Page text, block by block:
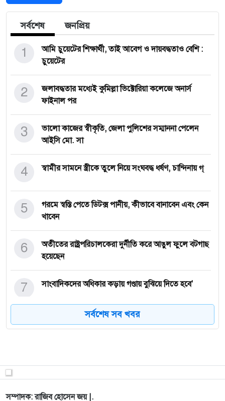
সর্বশেষ জনপ্রিয়
আমি চুয়েটের শিক্ষার্থী, তাই আবেগ ও দায়বদ্ধতাও বেশি :
চুয়েটের
1
জলাবদ্ধতার মধ্যেই কুমিল্লা ভিক্টোরিয়া কলেজে অনার্স
ফাইনাল পর
2
ভালো কাজের স্বীকৃতি, জেলা পুলিশের সম্মাননা পেলেন
আইসি মো. সা
3
স্বামীর সামনে স্ত্রীকে তুলে নিয়ে সংঘবদ্ধ ধর্ষণ, চান্দিনায় গ্
4
গরমে স্বস্তি পেতে ডিটক্স পানীয়, কীভাবে বানাবেন এবং কেন
খাবেন
5
অতীতের রাষ্ট্রপরিচালকেরা দুর্নীতি করে আঙুল ফুলে বটগাছ
হয়েছেন
6
সাংবাদিকদের অধিকার কড়ায় গণ্ডায় বুঝিয়ে দিতে হবে'
7
বলিপদুয়া জজ বাড়ির মেয়ে তাসফিয়া ট্যালেন্ট পুল বৃত্তি
পেয়েছে।
8
9
সর্বশেষ সব খবর
সম্পাদক: রাজিব হোসেন জয় |.